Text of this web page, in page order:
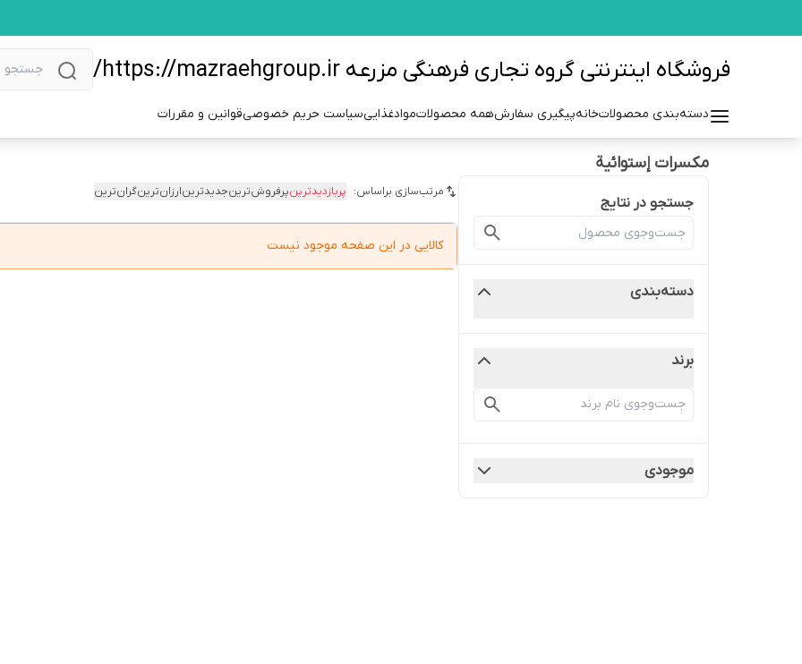
فروشگاه اینترنتی گروه تجاری فرهنگی مزرعه https://mazraehgroup.ir/
دسته‌بندی محصولاتخانهپیگیری سفارشهمه محصولاتموادغذاییسیاست حریم خصوصیقوانین و مقررات
مکسرات إستوائیة
جستجو در نتایج
دسته‌بندی
برند
موجودی
مرتب‌سازی براساس: پربازدیدترینپرفروش‌ترینجدیدترینارزان‌ترینگران‌ترین
کالایی در این صفحه موجود نیست